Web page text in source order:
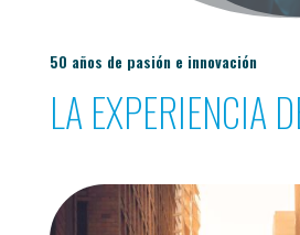
50 años de pasión e innovación
LA EXPERIENCIA